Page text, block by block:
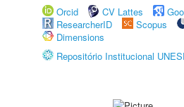
Orcid
CV Lattes
ResearcherID
Scopus
Dimensions
Repositório Institucional